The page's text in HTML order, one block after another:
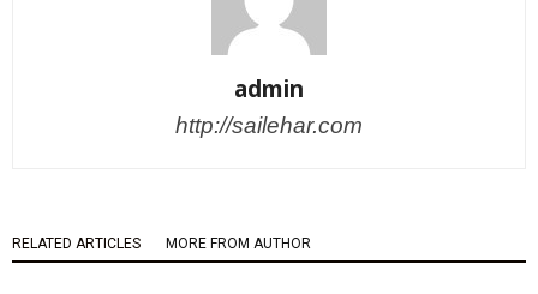
admin
http://sailehar.com
RELATED ARTICLES MORE FROM AUTHOR